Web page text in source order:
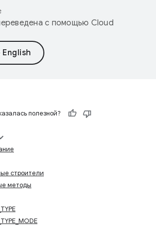
с помощью Cloud
полезной?
строители
методы